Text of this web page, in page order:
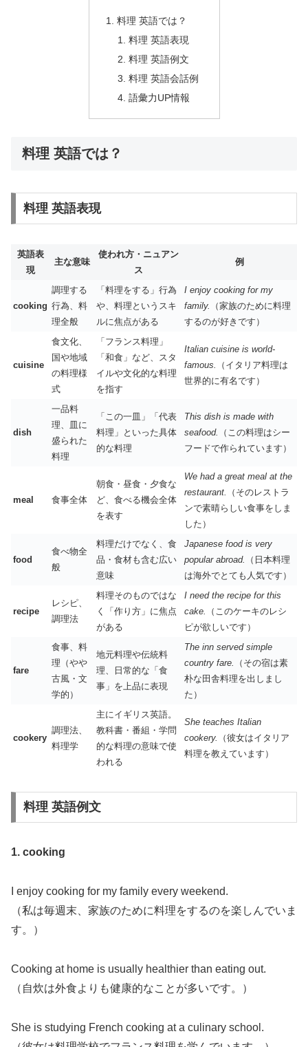
料理 英語では？
料理 英語表現
料理 英語例文
料理 英語会話例
語彙力UP情報
料理 英語では？
料理 英語表現
英語表
現
主な意味
使われ方・ニュアン
ス
例
cooking
調理する
行為、料
理全般
「料理をする」行為
や、料理というスキ
ルに焦点がある
I enjoy cooking for my
family.
（家族のために料理
するのが好きです）
cuisine
食文化、
国や地域
の料理様
式
「フランス料理」
「和食」など、スタ
イルや文化的な料理
を指す
Italian cuisine is world-
famous.
（イタリア料理は
世界的に有名です）
dish
一品料
理、皿に
盛られた
料理
「この一皿」「代表
料理」といった具体
的な料理
This dish is made with
seafood.
（この料理はシー
フードで作られています）
meal 食事全体
朝食・昼食・夕食な
ど、食べる機会全体
を表す
We had a great meal at the
restaurant.
（そのレストラ
ンで素晴らしい食事をしま
した）
food
食べ物全
般
料理だけでなく、食
品・食材も含む広い
意味
Japanese food is very
popular abroad.
（日本料理
は海外でとても人気です）
recipe
レシピ、
調理法
料理そのものではな
く「作り方」に焦点
がある
I need the recipe for this
cake.
（このケーキのレシ
ピが欲しいです）
fare
食事、料
理（やや
古風・文
学的）
地元料理や伝統料
理、日常的な「食
事」を上品に表現
The inn served simple
country fare.
（その宿は素
朴な田舎料理を出しまし
た）
cookery
調理法、
料理学
主にイギリス英語。
教科書・番組・学問
的な料理の意味で使
われる
She teaches Italian
cookery.
（彼女はイタリア
料理を教えています）
料理 英語例文
1. cooking
I enjoy cooking for my family every weekend.
（私は毎週末、家族のために料理をするのを楽しんでいま
す。）
Cooking at home is usually healthier than eating out.
（自炊は外食よりも健康的なことが多いです。）
She is studying French cooking at a culinary school.